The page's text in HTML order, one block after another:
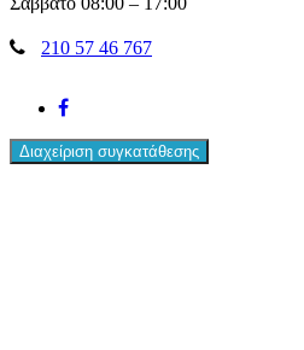
210 57 46 767
facebook
Διαχείριση συγκατάθεσης